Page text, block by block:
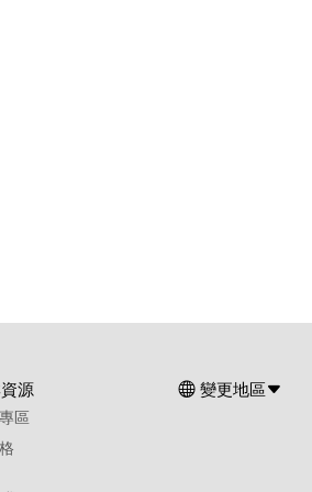
源
區
變更地區